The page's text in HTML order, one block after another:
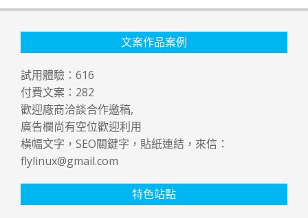
文案作品案例
試用體驗： 616
付費文案： 282
歡迎廠商洽談合作邀稿,
廣告欄尚有空位歡迎利用
橫幅文字，SEO關鍵字，貼紙連結，來信：
flylinux@gmail.com
特色站點